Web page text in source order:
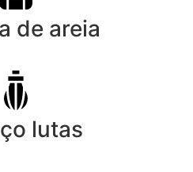
de areia
lutas